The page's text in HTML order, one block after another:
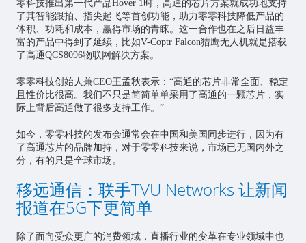
零科技推出第一代产品Hover 1时，高通的芯片方案就成功地支持
了其智能跟拍、指尖起飞等首创功能，助力零零科技降低产品的
体积、功耗和成本，赢得市场的青睐。这一合作也在之后日益丰
富的产品中得到了延续，比如V-Coptr Falcon猎鹰无人机就是搭载
了高通QCS8096物联网解决方案。
零零科技创始人兼CEO王孟秋表示：“高通的芯片非常全面、稳定
且性价比很高。我们不只是简简单单采用了高通的一颗芯片，实
际上背后高通做了很多支持工作。”
如今，零零科技的发布会通常会在中国和美国同步进行，因为有
了高通芯片的品牌加持，对于零零科技来说，市场已无国内外之
分，有的只是全球市场。
移远通信：联手TVU Networks 让新闻
报道在5G下更简单
除了面向受众更广的消费领域，直播行业的变革在专业领域中也